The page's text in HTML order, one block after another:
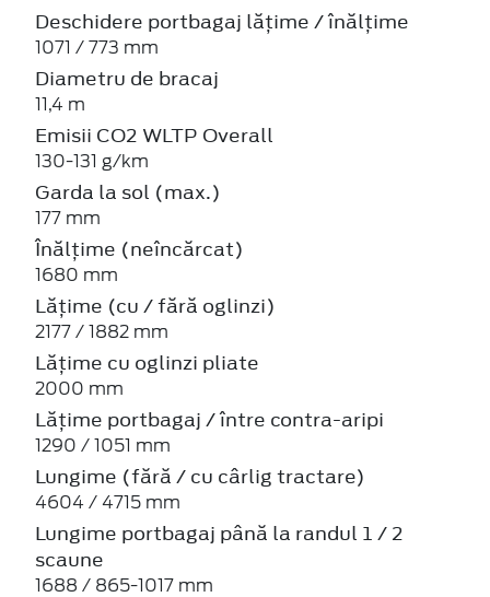
Deschidere portbagaj lățime / înălțime
1071 / 773 mm
Diametru de bracaj
11,4 m
Emisii CO2 WLTP Overall
130-131 g/km
Garda la sol (max.)
177 mm
Înălțime (neîncărcat)
1680 mm
Lățime (cu / fără oglinzi)
2177 / 1882 mm
Lățime cu oglinzi pliate
2000 mm
Lățime portbagaj / între contra-aripi
1290 / 1051 mm
Lungime (fără / cu cârlig tractare)
4604 / 4715 mm
Lungime portbagaj până la randul 1 / 2
scaune
1688 / 865-1017 mm